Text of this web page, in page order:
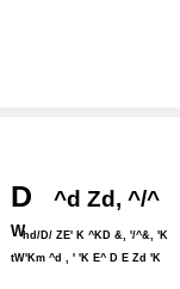
D ^d Zd, ^/^
Whd/D/ ZE' K ^KD &, '/^&, 'K
tW'Km ^d , ' 'K E^ D E Zd 'K